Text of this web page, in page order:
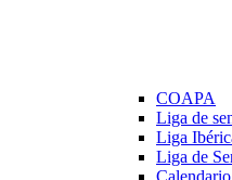
COAPA
Liga de
Liga
Liga de
Calendario